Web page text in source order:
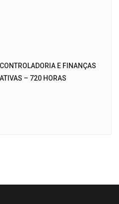
E FINANÇAS
– 720 HORAS